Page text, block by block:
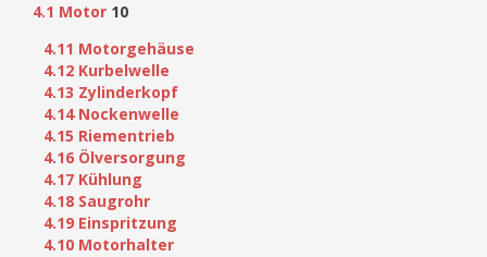
4.1 Motor 10
4.11 Motorgehäuse
4.12 Kurbelwelle
4.13 Zylinderkopf
4.14 Nockenwelle
4.15 Riementrieb
4.16 Ölversorgung
4.17 Kühlung
4.18 Saugrohr
4.19 Einspritzung
4.10 Motorhalter